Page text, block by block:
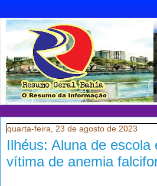
quarta-feira, 23 de agosto de 2023
Ilhéus: Aluna de escola
vítima de anemia